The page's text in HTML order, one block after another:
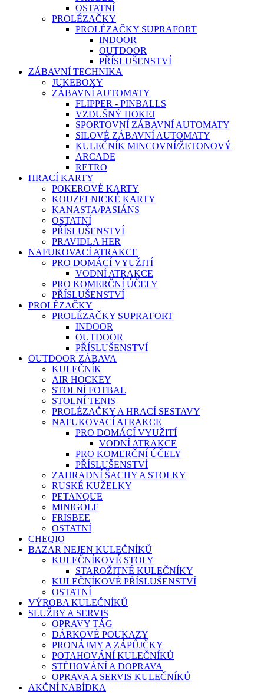
OSTATNÍ
PROLÉZAČKY
PROLÉZAČKY SUPRAFORT
INDOOR
OUTDOOR
PŘÍSLUŠENSTVÍ
ZÁBAVNÍ TECHNIKA
JUKEBOXY
ZÁBAVNÍ AUTOMATY
FLIPPER - PINBALLS
VZDUŠNÝ HOKEJ
SPORTOVNÍ ZÁBAVNÍ AUTOMATY
SILOVÉ ZÁBAVNÍ AUTOMATY
KULEČNÍK MINCOVNÍ/ŽETONOVÝ
ARCADE
RETRO
HRACÍ KARTY
POKEROVÉ KARTY
KOUZELNICKÉ KARTY
KANASTA/PASIÁNS
OSTATNÍ
PŘÍSLUŠENSTVÍ
PRAVIDLA HER
NAFUKOVACÍ ATRAKCE
PRO DOMÁCÍ VYUŽITÍ
VODNÍ ATRAKCE
PRO KOMERČNÍ ÚČELY
PŘÍSLUŠENSTVÍ
PROLÉZAČKY
PROLÉZAČKY SUPRAFORT
INDOOR
OUTDOOR
PŘÍSLUŠENSTVÍ
OUTDOOR ZÁBAVA
KULEČNÍK
AIR HOCKEY
STOLNÍ FOTBAL
STOLNÍ TENIS
PROLÉZAČKY A HRACÍ SESTAVY
NAFUKOVACÍ ATRAKCE
PRO DOMÁCÍ VYUŽITÍ
VODNÍ ATRAKCE
PRO KOMERČNÍ ÚČELY
PŘÍSLUŠENSTVÍ
ZAHRADNÍ ŠACHY A STOLKY
RUSKÉ KUŽELKY
PETANQUE
MINIGOLF
FRISBEE
OSTATNÍ
CHEQIO
BAZAR NEJEN KULEČNÍKŮ
KULEČNÍKOVÉ STOLY
STAROŽITNÉ KULEČNÍKY
KULEČNÍKOVÉ PŘÍSLUŠENSTVÍ
OSTATNÍ
VÝROBA KULEČNÍKŮ
SLUŽBY A SERVIS
OPRAVY TÁG
DÁRKOVÉ POUKAZY
PRONÁJMY A ZÁPŮJČKY
POTAHOVÁNÍ KULEČNÍKŮ
STĚHOVÁNÍ A DOPRAVA
OPRAVA A SERVIS KULEČNÍKŮ
AKČNÍ NABÍDKA